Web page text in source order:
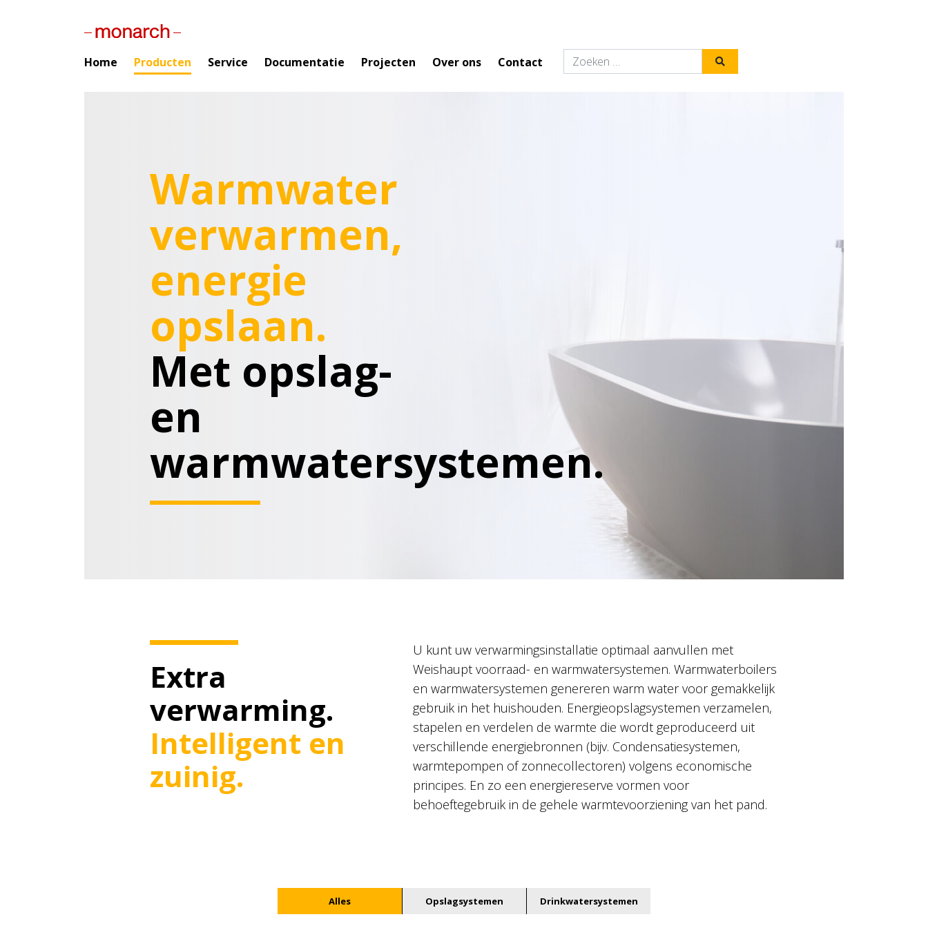
Home Producten Service Documentatie Projecten Over ons Contact Zoeken naar:
Warmwater
verwarmen,
energie
opslaan.
Met opslag-
en
warmwatersystemen.
Extra
verwarming.
Intelligent en
zuinig.
U kunt uw verwarmingsinstallatie optimaal aanvullen met
Weishaupt voorraad- en warmwatersystemen. Warmwaterboilers
en warmwatersystemen genereren warm water voor gemakkelijk
gebruik in het huishouden. Energieopslagsystemen verzamelen,
stapelen en verdelen de warmte die wordt geproduceerd uit
verschillende energiebronnen (bijv. Condensatiesystemen,
warmtepompen of zonnecollectoren) volgens economische
principes. En zo een energiereserve vormen voor
behoeftegebruik in de gehele warmtevoorziening van het pand.
Alles Opslagsystemen Drinkwatersystemen